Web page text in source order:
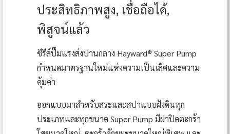
ประสิทธิภาพสูง, เชื่อถือได้,
พิสูจน์แล้ว
ซีรีส์ปั๊มแรงส่งปานกลาง Hayward® Super Pump
กำหนดมาตรฐานใหม่แห่งความเป็นเลิศและความ
คุ้มค่า
ออกแบบมาสำหรับสระและสปาแบบฝังดินทุก
ประเภทและทุกขนาด Super Pump มีฝาปิดตะกร้า